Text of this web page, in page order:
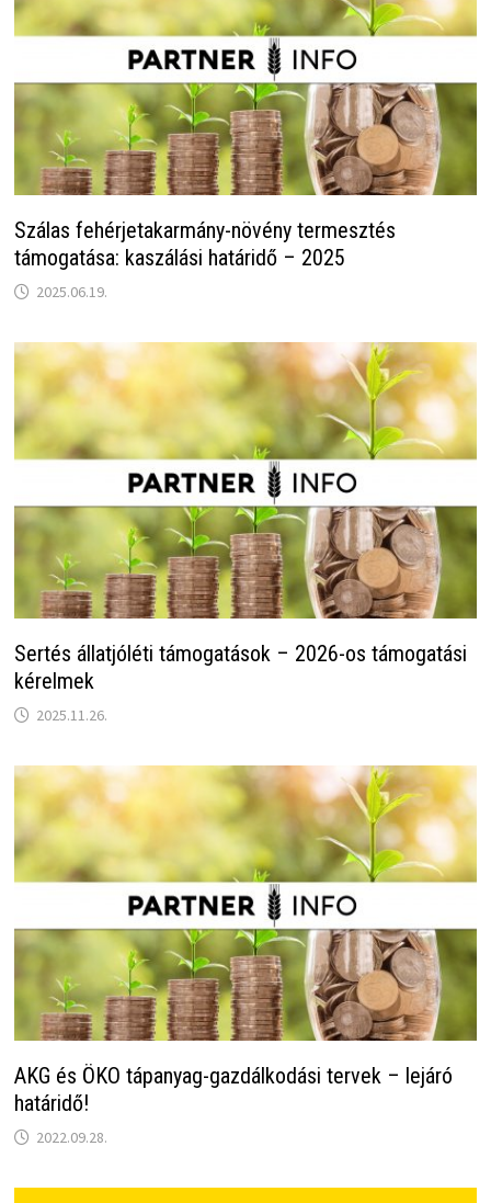
Szálas fehérjetakarmány-növény termesztés
támogatása: kaszálási határidő – 2025
2025.06.19.
Sertés állatjóléti támogatások – 2026-os támogatási
kérelmek
2025.11.26.
AKG és ÖKO tápanyag-gazdálkodási tervek – lejáró
határidő!
2022.09.28.